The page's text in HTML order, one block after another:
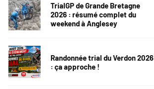
TrialGP de Grande Bretagne
2026 : résumé complet du
weekend à Anglesey
Randonnée trial du Verdon 2026
: ça approche !